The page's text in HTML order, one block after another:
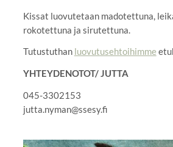
Kissat luovutetaan madotettuna,
rokotettuna ja sirutettuna.
Tutustuthan luovutusehtoihimme
YHTEYDENOTOT/ JUTTA
045-3302153
jutta.nyman@ssesy.fi